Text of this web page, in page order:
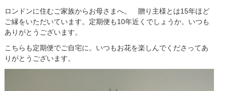
ロンドンに住むご家族からお母さまへ。 贈り主様とは15年ほど
ご縁をいただいています。定期便も10年近くでしょうか。いつも
ありがとうございます。
こちらも定期便でご自宅に。いつもお花を楽しんでくださってあ
りがとうございます。